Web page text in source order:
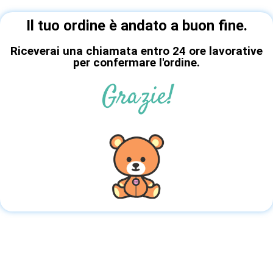
Il tuo ordine è andato a buon fine.
Riceverai una chiamata entro 24 ore lavorative
per confermare l'ordine.